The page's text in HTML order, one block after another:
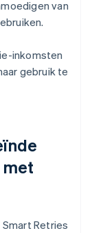
van
inkomsten
gebruik te
Retries